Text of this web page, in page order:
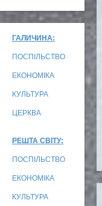
ГАЛИЧИНА:
ПОСПІЛЬСТВО
ЕКОНОМІКА
КУЛЬТУРА
ЦЕРКВА
РЕШТА СВІТУ:
ПОСПІЛЬСТВО
ЕКОНОМІКА
КУЛЬТУРА